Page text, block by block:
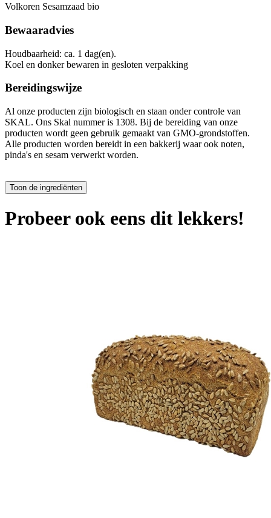
Volkoren Sesamzaad bio
Bewaaradvies
Houdbaarheid: ca. 1 dag(en).
Koel en donker bewaren in gesloten verpakking
Bereidingswijze
Al onze producten zijn biologisch en staan onder controle van
SKAL. Ons Skal nummer is 1308. Bij de bereiding van onze
producten wordt geen gebruik gemaakt van GMO-grondstoffen.
Alle producten worden bereidt in een bakkerij waar ook noten,
pinda's en sesam verwerkt worden.
Probeer ook eens dit lekkers!